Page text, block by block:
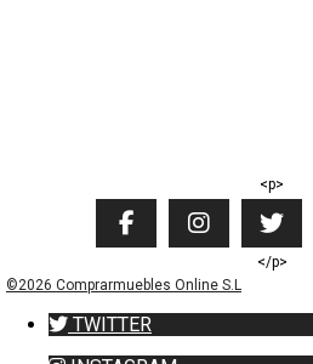
<p>
</p>
©2026 Comprarmuebles Online S.L
TWITTER